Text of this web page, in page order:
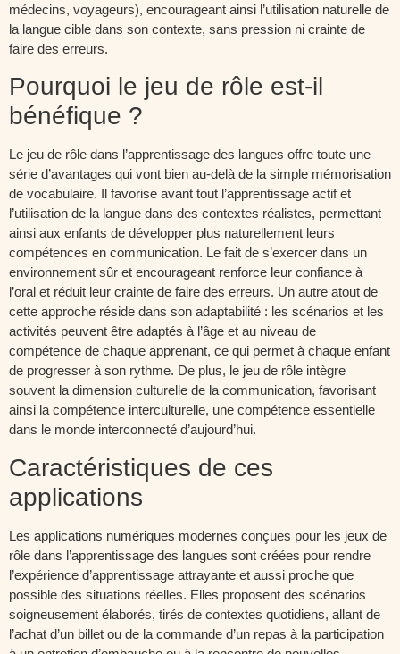
médecins, voyageurs), encourageant ainsi l’utilisation naturelle de
la langue cible dans son contexte, sans pression ni crainte de
faire des erreurs.
Pourquoi le jeu de rôle est-il
bénéfique ?
Le jeu de rôle dans l’apprentissage des langues offre toute une
série d’avantages qui vont bien au-delà de la simple mémorisation
de vocabulaire. Il favorise avant tout l’apprentissage actif et
l’utilisation de la langue dans des contextes réalistes, permettant
ainsi aux enfants de développer plus naturellement leurs
compétences en communication. Le fait de s’exercer dans un
environnement sûr et encourageant renforce leur confiance à
l’oral et réduit leur crainte de faire des erreurs. Un autre atout de
cette approche réside dans son adaptabilité : les scénarios et les
activités peuvent être adaptés à l’âge et au niveau de
compétence de chaque apprenant, ce qui permet à chaque enfant
de progresser à son rythme. De plus, le jeu de rôle intègre
souvent la dimension culturelle de la communication, favorisant
ainsi la compétence interculturelle, une compétence essentielle
dans le monde interconnecté d’aujourd’hui.
Caractéristiques de ces
applications
Les applications numériques modernes conçues pour les jeux de
rôle dans l’apprentissage des langues sont créées pour rendre
l’expérience d’apprentissage attrayante et aussi proche que
possible des situations réelles. Elles proposent des scénarios
soigneusement élaborés, tirés de contextes quotidiens, allant de
l’achat d’un billet ou de la commande d’un repas à la participation